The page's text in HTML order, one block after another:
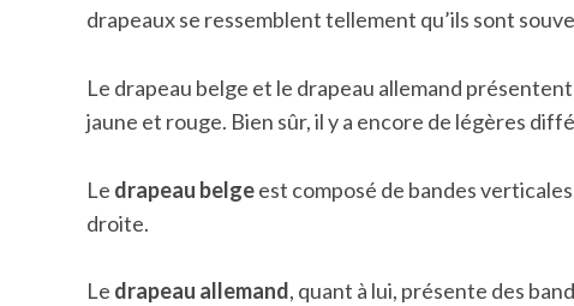
drapeaux se ressemblent tellement qu’ils sont
Le drapeau belge et le drapeau allemand
jaune et rouge. Bien sûr, il y a encore de légères
Le drapeau belgeest composé de bandes
droite.
Le drapeau allemand, quant à lui, présente des